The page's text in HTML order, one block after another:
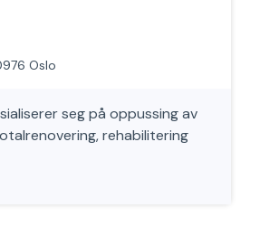
Oslo
seg på oppussing av
rehabilitering